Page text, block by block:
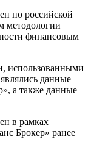
по российской
методологии
финансовым
использованными
данные
а также данные
в рамках
Брокер» ранее